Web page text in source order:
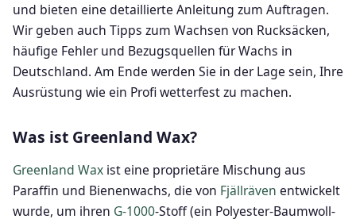
und bieten eine detaillierte Anleitung zum Auftragen.
Wir geben auch Tipps zum Wachsen von Rucksäcken,
häufige Fehler und Bezugsquellen für Wachs in
Deutschland. Am Ende werden Sie in der Lage sein, Ihre
Ausrüstung wie ein Profi wetterfest zu machen.
Was ist Greenland Wax?
Greenland Wax ist eine proprietäre Mischung aus
Paraffin und Bienenwachs, die von Fjällräven entwickelt
wurde, um ihren G-1000-Stoff (ein Polyester-Baumwoll-